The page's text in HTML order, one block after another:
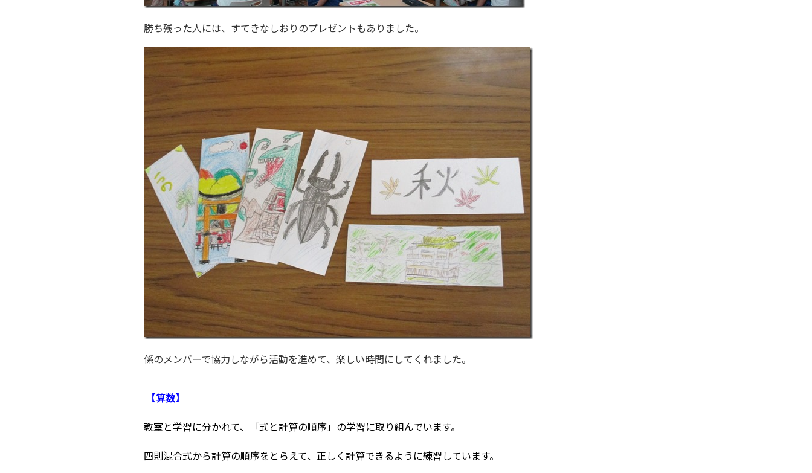
勝ち残った人には、すてきなしおりのプレゼントもありました。
係のメンバーで協力しながら活動を進めて、楽しい時間にしてくれました。
【算数】
教室と学習に分かれて、「式と計算の順序」の学習に取り組んでいます。
四則混合式から計算の順序をとらえて、正しく計算できるように練習しています。